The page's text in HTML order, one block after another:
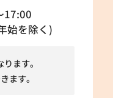
始を除く)
ます。
ます。